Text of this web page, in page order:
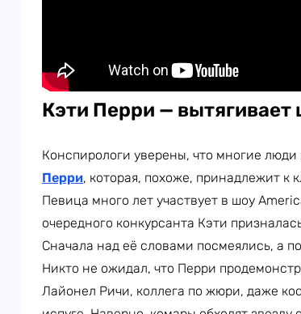
Кэти Перри —
Конспирологи уверены, что многие
Перри, которая, похоже, принадлежит к
Певица много лет участвует в шоу
очередного конкурсанта Кэти
Сначала над её словами посмеялись, а
Никто не ожидал, что Перри
Лайонел Ричи, коллега по жюри, даже